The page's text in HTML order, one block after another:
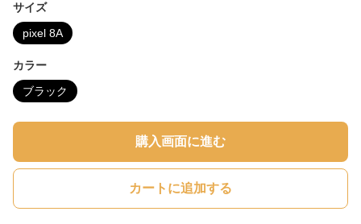
サイズ
pixel 8A
カラー
ブラック
購入画面に進む
カートに追加する